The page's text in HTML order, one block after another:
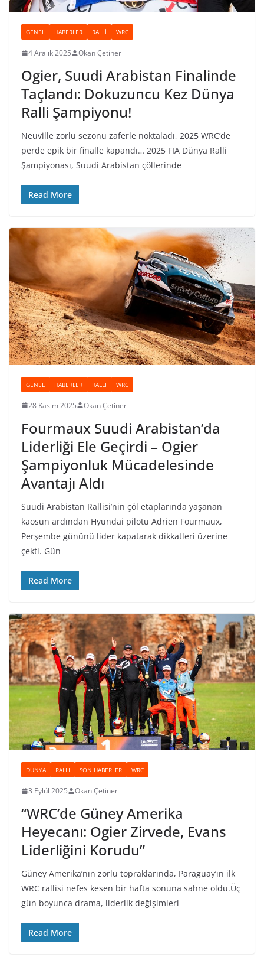
GENEL HABERLER RALLI WRC
4 Aralık 2025 Okan Çetiner
Ogier, Suudi Arabistan Finalinde
Taçlandı: Dokuzuncu Kez Dünya
Ralli Şampiyonu!
Neuville zorlu sezonu zaferle noktaladı, 2025 WRC’de
perde epik bir finalle kapandı… 2025 FIA Dünya Ralli
Şampiyonası, Suudi Arabistan çöllerinde
Read More
GENEL HABERLER RALLI WRC
28 Kasım 2025 Okan Çetiner
Fourmaux Suudi Arabistan’da
Liderliği Ele Geçirdi – Ogier
Şampiyonluk Mücadelesinde
Avantajı Aldı
Suudi Arabistan Rallisi’nin çöl etaplarında yaşanan
kaosun ardından Hyundai pilotu Adrien Fourmaux,
Perşembe gününü lider kapatarak dikkatleri üzerine
çekti. Gün
Read More
DÜNYA RALLI SON HABERLER WRC
3 Eylül 2025 Okan Çetiner
“WRC’de Güney Amerika
Heyecanı: Ogier Zirvede, Evans
Liderliğini Korudu”
Güney Amerika’nın zorlu topraklarında, Paraguay’ın ilk
WRC rallisi nefes kesen bir hafta sonuna sahne oldu.Üç
gün boyunca drama, liderlik değişimleri
Read More